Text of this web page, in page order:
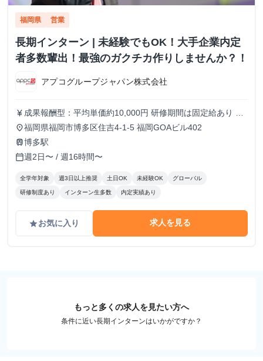
福岡県 営業
長期インターン | 未経験でもOK！大手企業内定
者多数輩出！最強のガクチカ作りしませんか？！
アプコグループジャパン株式会社
currency_yen 成果報酬型：平均単価約10,000円 研修期間は固定給あり な
かには初日で契約獲得をする人もいます。また、入社2ヵ月
目には、ほとんどの方が1日1件は契約獲得ができるようにな
place福岡県福岡市博多区住吉4-1-5 福岡GOAビル402
train博多駅
calendar_today週2日〜 / 週16時間〜
全学年対象 週3日以上推奨 土日OK 未経験OK グローバル
研修制度あり インターン生多数 内定実績あり
gradeお気に入り 求人を見る
もっと多くの求人を見たい方へ
条件に近い長期インターンはいかがですか？